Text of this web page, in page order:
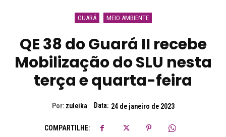
GUARÁ MEIO AMBIENTE
QE 38 do Guará II recebe
Mobilização do SLU nesta
terça e quarta-feira
Por: zuleika Data: 24 de janeiro de 2023
COMPARTILHE: